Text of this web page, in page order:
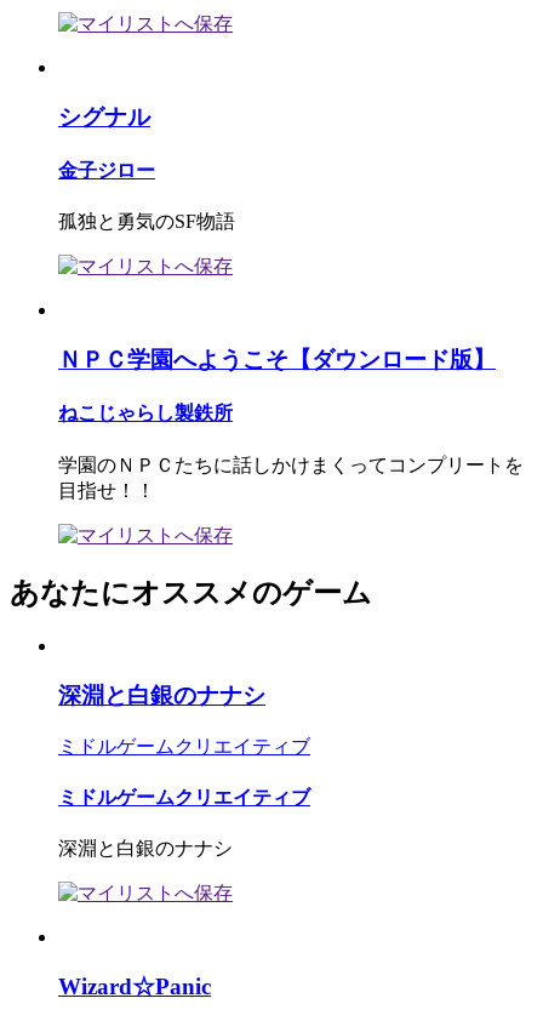
シグナル
金子ジロー
孤独と勇気のSF物語
ＮＰＣ学園へようこそ【ダウンロード版】
ねこじゃらし製鉄所
学園のＮＰＣたちに話しかけまくってコンプリートを
目指せ！！
あなたにオススメのゲーム
深淵と白銀のナナシ
ミドルゲームクリエイティブ
ミドルゲームクリエイティブ
深淵と白銀のナナシ
Wizard☆Panic